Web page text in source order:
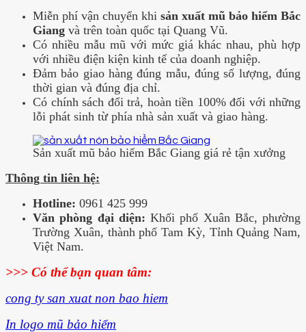
Miễn phí vận chuyển khi sản xuất mũ bảo hiểm Bắc
Giang và trên toàn quốc tại Quang Vũ.
Có nhiều mẫu mũ với mức giá khác nhau, phù hợp
với nhiều điện kiện kinh tế của doanh nghiệp.
Đảm bảo giao hàng đúng mẫu, đúng số lượng, đúng
thời gian và đúng địa chỉ.
Có chính sách đổi trả, hoàn tiền 100% đối với những
lỗi phát sinh từ phía nhà sản xuất và giao hàng.
Sản xuất mũ bảo hiểm Bắc Giang giá rẻ tận xưởng
Thông tin liên hệ:
Hotline: 0961 425 999
Văn phòng đại diện: Khối phố Xuân Bắc, phường
Trường Xuân, thành phố Tam Kỳ, Tỉnh Quảng Nam,
Việt Nam.
>>> Có thể bạn quan tâm:
cong ty san xuat non bao hiem
In logo mũ bảo hiểm